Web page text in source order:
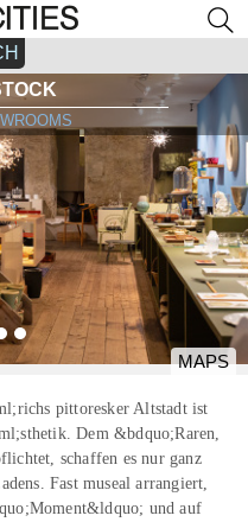
MAPS
pittoresker Altstadt ist
Dem &bdquo;Raren,
schaffen es nur ganz
Fast museal arrangiert,
und auf